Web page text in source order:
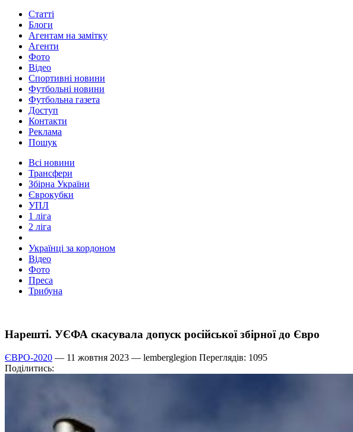
Статті
Блоги
Агентам на замітку
Агенти
Фото
Відео
Спортивні новини
Футбольні новини
Футбольна газета
Доступ
Контакти
Реклама
Пошук
Всі новини
Трансфери
Збірна України
Єврокубки
УПЛ
1 ліга
2 ліга
Українці за кордоном
Відео
Фото
Преса
Трибуна
Нарешті. УЄФА скасувала допуск російської збірної до Євро
ЄВРО-2020 — 11 жовтня 2023 — lemberglegion Переглядів: 1095
Поділитись: